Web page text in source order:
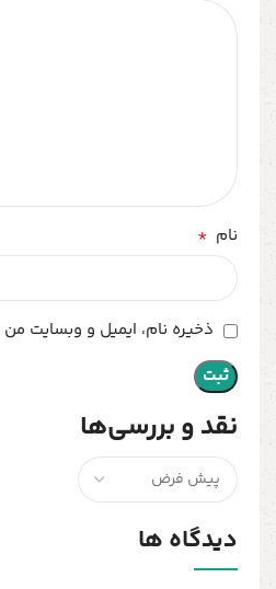
نقد و بررسی‌ها
دیدگاه ها
نام *
ذخیره نام، ایمیل و وبسایت